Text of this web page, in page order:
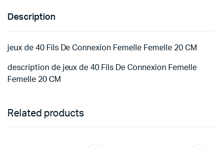
Description
jeux de 40 Fils De Connexion Femelle Femelle 20 CM
description de jeux de 40 Fils De Connexion Femelle
Femelle 20 CM
Related products